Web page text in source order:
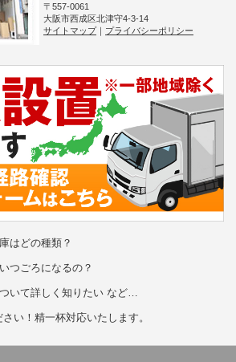
〒557-0061
大阪市西成区北津守4-3-14
サイトマップ｜ プライバシーポリシー
はどの種類？
つごろになるの？
いて詳しく知りたい など…
い！精一杯対応いたします。